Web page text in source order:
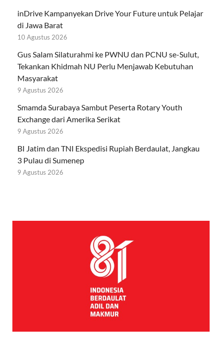
inDrive Kampanyekan Drive Your Future untuk Pelajar
di Jawa Barat
10 Agustus 2026
Gus Salam Silaturahmi ke PWNU dan PCNU se-Sulut,
Tekankan Khidmah NU Perlu Menjawab Kebutuhan
Masyarakat
9 Agustus 2026
Smamda Surabaya Sambut Peserta Rotary Youth
Exchange dari Amerika Serikat
9 Agustus 2026
BI Jatim dan TNI Ekspedisi Rupiah Berdaulat, Jangkau
3 Pulau di Sumenep
9 Agustus 2026